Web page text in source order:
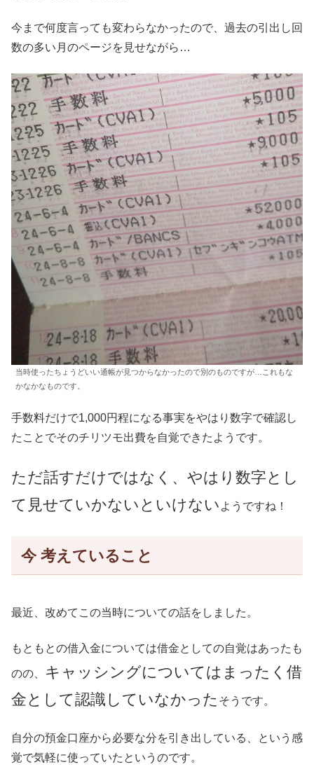
今まで何度言っても変わらなかったので、過去の引出し回
数の多い月のページを見せながら…
当時使ったちょうどいい通帳が見つからなかったので別のものですが…これもな
かなかなものです。
手数料だけで1,000円程になる事実をやはり数字で確認し
たことでそのチリツモ出費を自覚できたようです。
ただ話すだけではなく、やはり数字とし
て見せていかないといけない ようですね！
今 考えていること
最近、改めてこの当時についての話をしました。
もともとの借入金については借金としての自覚はあったも
のの、
キャッシングについてはまったく借
金として認識していなかった そうです。
自分の預金口座から必要な分を引き出している、という感
覚で気軽に使っていたというのです。